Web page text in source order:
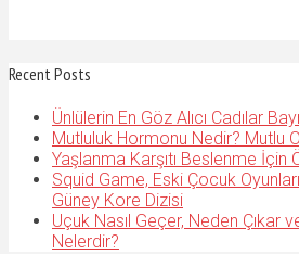
Recent Posts
Ünlülerin En Göz Alıcı Cadılar
Mutluluk Hormonu Nedir? Mutlu
Yaşlanma Karşıtı Beslenme İçin
Squid Game, Eski Çocuk
Güney Kore Dizisi
Uçuk Nasıl Geçer, Neden Çıkar
Nelerdir?